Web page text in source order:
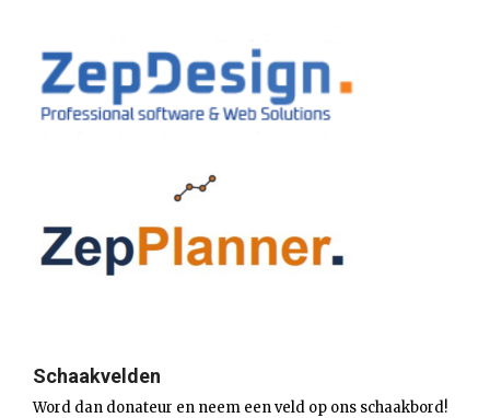
Schaakvelden
Word dan donateur en neem een veld op ons schaakbord!